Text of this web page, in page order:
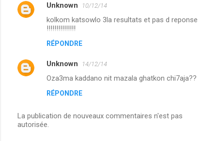
C
e
n
i
Unknown 10/12/14
kolkom katsowlo 3la resultats et pas d reponse
!!!!!!!!!!!!!!!
RÉPONDRE
Unknown 14/12/14
Oza3ma kaddano nit mazala ghatkon chi7aja??
RÉPONDRE
La publication de nouveaux commentaires n'est pas
autorisée.